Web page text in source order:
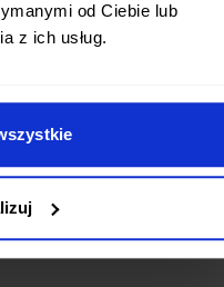
od Ciebie lub
z ich usług.
posiłkami pij
szczególnie jeśli
lub choroby